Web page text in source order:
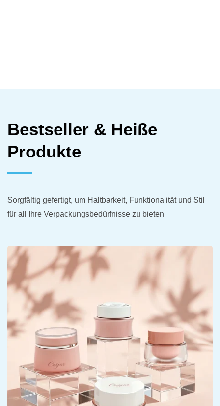
Bestseller & Heiße
Produkte
Sorgfältig gefertigt, um Haltbarkeit, Funktionalität und Stil
für all Ihre Verpackungsbedürfnisse zu bieten.